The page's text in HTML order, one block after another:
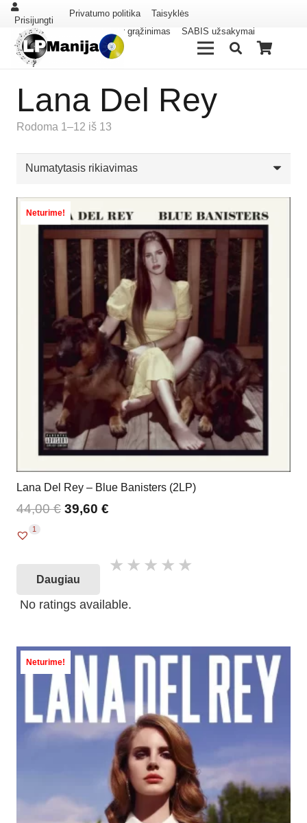
Prisijungti
Privatumo politika
Taisyklės
Pristatymas ir grąžinimas
SABIS užsakymai
Lana Del Rey
Rodoma 1–12 iš 13
Neturime!
Lana Del Rey – Blue Banisters (2LP)
44,00€ 39,60 €
1
Daugiau
No ratings available.
Neturime!